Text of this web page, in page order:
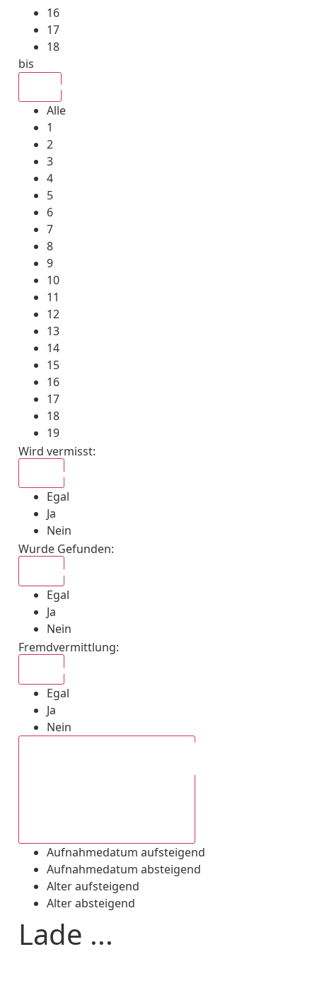
16
17
18
bis
Alle
1
2
3
4
5
6
7
8
9
10
11
12
13
14
15
16
17
18
19
Wird vermisst:
Egal
Ja
Nein
Wurde Gefunden:
Egal
Ja
Nein
Fremdvermittlung:
Egal
Ja
Nein
Aufnahmedatum aufsteigend
Aufnahmedatum absteigend
Alter aufsteigend
Alter absteigend
Lade ...